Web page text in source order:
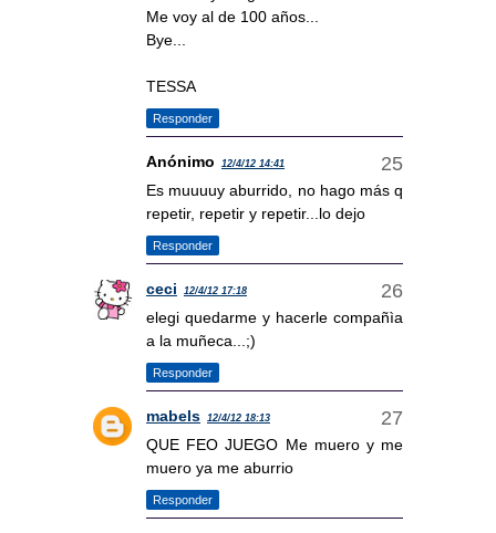
Me voy al de 100 años...
Bye...
TESSA
Responder
Anónimo 12/4/12 14:41
Es muuuuy aburrido, no hago más q
repetir, repetir y repetir...lo dejo
Responder
ceci 12/4/12 17:18
elegi quedarme y hacerle compañìa
a la muñeca...;)
Responder
mabels 12/4/12 18:13
QUE FEO JUEGO Me muero y me
muero ya me aburrio
Responder